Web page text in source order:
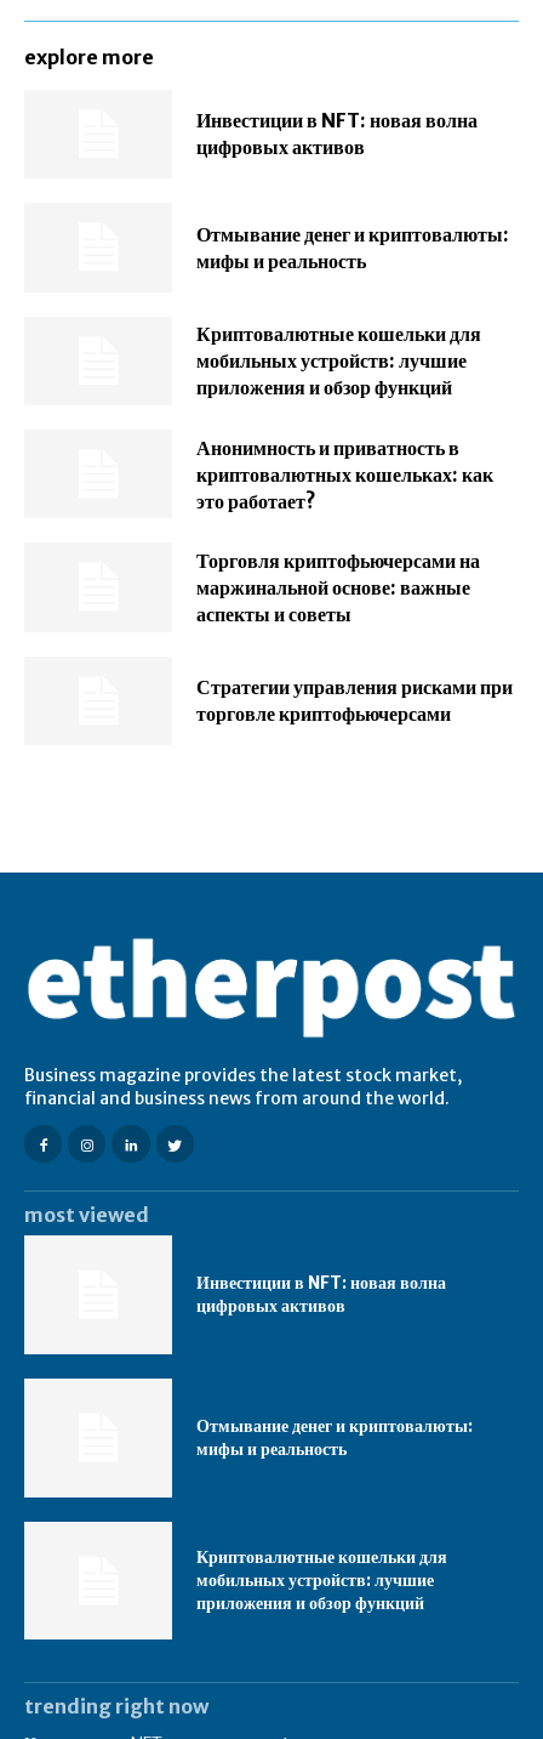
explore more
Инвестиции в NFT: новая волна
цифровых активов
Отмывание денег и криптовалюты:
мифы и реальность
Криптовалютные кошельки для
мобильных устройств: лучшие
приложения и обзор функций
Анонимность и приватность в
криптовалютных кошельках: как
это работает?
Торговля криптофьючерсами на
маржинальной основе: важные
аспекты и советы
Стратегии управления рисками при
торговле криптофьючерсами
Business magazine provides the latest stock market,
financial and business news from around the world.
most viewed
Инвестиции в NFT: новая волна
цифровых активов
Отмывание денег и криптовалюты:
мифы и реальность
Криптовалютные кошельки для
мобильных устройств: лучшие
приложения и обзор функций
trending right now